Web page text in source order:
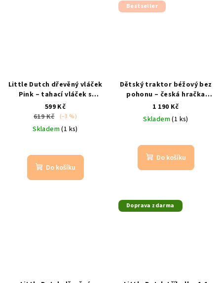
Little Dutch dřevěný vláček
Pink – tahací vláček s
kostkamiod 12 m
599 Kč
619 Kč
(–3 %)
Skladem(1 ks)
Do košíku
Bestseller
Dětský traktor béžový bez
pohonu – česká hračka
funkční řízení | zvuk click-
clack
1 190 Kč
Skladem(1 ks)
Do košíku
Doprava zdarma